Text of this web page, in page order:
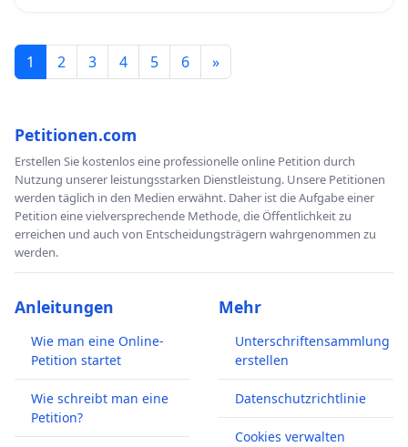
1 2 3 4 5 6 »
Petitionen.com
Erstellen Sie kostenlos eine professionelle online Petition durch
Nutzung unserer leistungsstarken Dienstleistung. Unsere Petitionen
werden täglich in den Medien erwähnt. Daher ist die Aufgabe einer
Petition eine vielversprechende Methode, die Öffentlichkeit zu
erreichen und auch von Entscheidungsträgern wahrgenommen zu
werden.
Anleitungen
Wie man eine Online-
Petition startet
Wie schreibt man eine
Petition?
Mehr
Unterschriftensammlung
erstellen
Datenschutzrichtlinie
Cookies verwalten